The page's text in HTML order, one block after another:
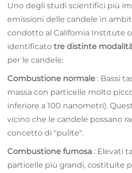
Uno degli studi scientifici più
emissioni delle candele in
condotto al California Institute
identificato tre distinte
per le candele:
Combustione normale : Bassi
massa con particelle molto
inferiore a 100 nanometri).
vicino che le candele possano
concetto di "pulite".
Combustione fumosa : Elevati
particelle più grandi, costituite